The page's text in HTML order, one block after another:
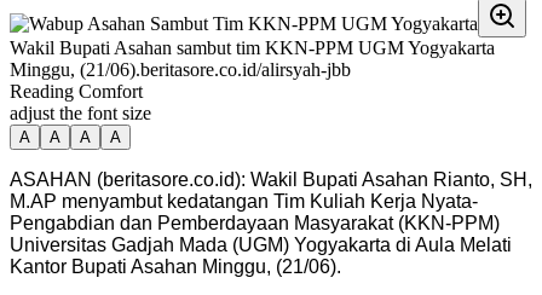
Wakil Bupati Asahan sambut tim KKN-PPM UGM Yogyakarta
Minggu, (21/06).beritasore.co.id/alirsyah-jbb
Reading Comfort
adjust the font size
A A A A
ASAHAN (beritasore.co.id): Wakil Bupati Asahan Rianto, SH,
M.AP menyambut kedatangan Tim Kuliah Kerja Nyata-
Pengabdian dan Pemberdayaan Masyarakat (KKN-PPM)
Universitas Gadjah Mada (UGM) Yogyakarta di Aula Melati
Kantor Bupati Asahan Minggu, (21/06).